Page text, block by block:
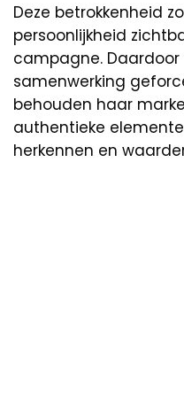
Deze betrokkenheid
persoonlijkheid
campagne.
samenwerking
behouden haar
authentieke
herkennen en